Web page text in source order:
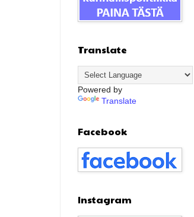
Translate
Powered by
Translate
Facebook
Instagram